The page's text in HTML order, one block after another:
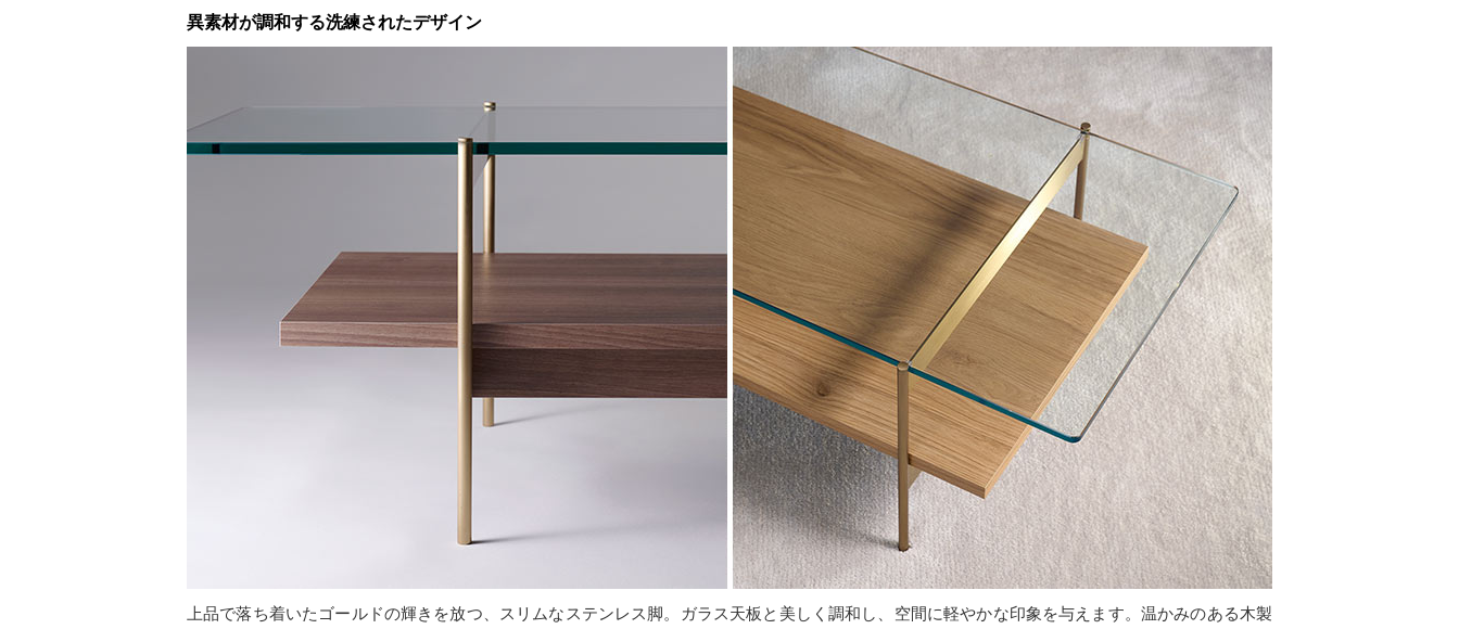
異素材が調和する洗練されたデザイン
上品で落ち着いたゴールドの輝きを放つ、スリムなステンレス脚。ガラス天板と美しく調和し、空間に軽やかな印象を与えます。温かみのある木製